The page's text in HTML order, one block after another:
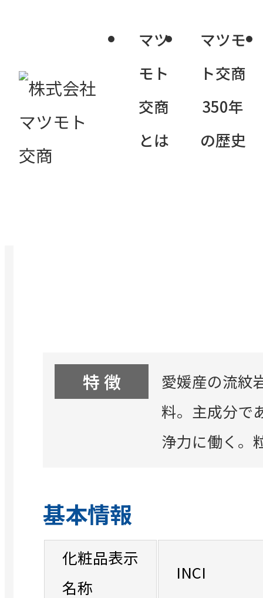
マツ
モト
交商
とは
マツモ
ト交商
350年
の歴史
商品名称
特 徴
愛媛産の流紋
料。主成分で
浄力に働く。
基本情報
化粧品表示
名称
INCI